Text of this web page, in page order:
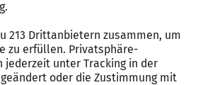
38.000 bis 42.000 EUR/Jahr
im kaufmännischen und IT-
bundesweit finden